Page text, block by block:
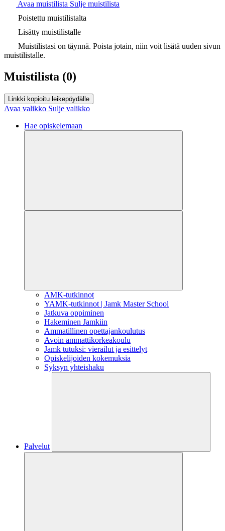
Avaa muistilista Sulje muistilista
Poistettu muistilistalta
Lisätty muistilistalle
Muistilistasi on täynnä. Poista jotain, niin voit lisätä uuden sivun
muistilistalle.
Muistilista (0)
Linkki kopioitu leikepöydälle
Avaa valikko Sulje valikko
Hae opiskelemaan
AMK-tutkinnot
YAMK-tutkinnot | Jamk Master School
Jatkuva oppiminen
Hakeminen Jamkiin
Ammatillinen opettajankoulutus
Avoin ammattikorkeakoulu
Jamk tutuksi: vierailut ja esittelyt
Opiskelijoiden kokemuksia
Syksyn yhteishaku
Palvelut